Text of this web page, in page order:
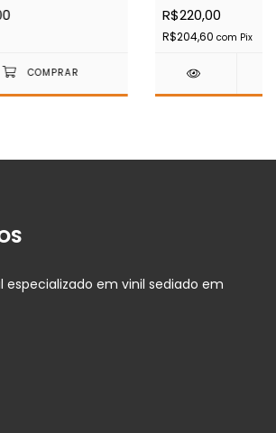
R$220,00
R$204,60 com Pix
especializado em vinil sediado em